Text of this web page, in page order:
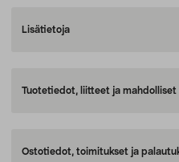
Lisätietoja
Tuotetiedot, liitteet ja
Ostotiedot, toimitukset ja